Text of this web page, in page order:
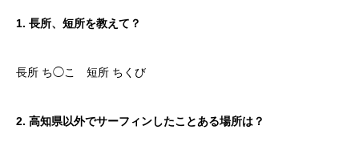
1. 長所、短所を教えて？
長所 ち◯こ 短所 ちくび
2. 高知県以外でサーフィンしたことある場所は？